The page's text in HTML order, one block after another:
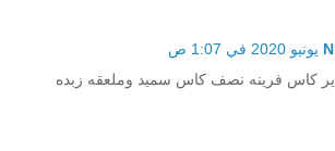
كاس فرينه نصف كاس سميد وملعقه زبده